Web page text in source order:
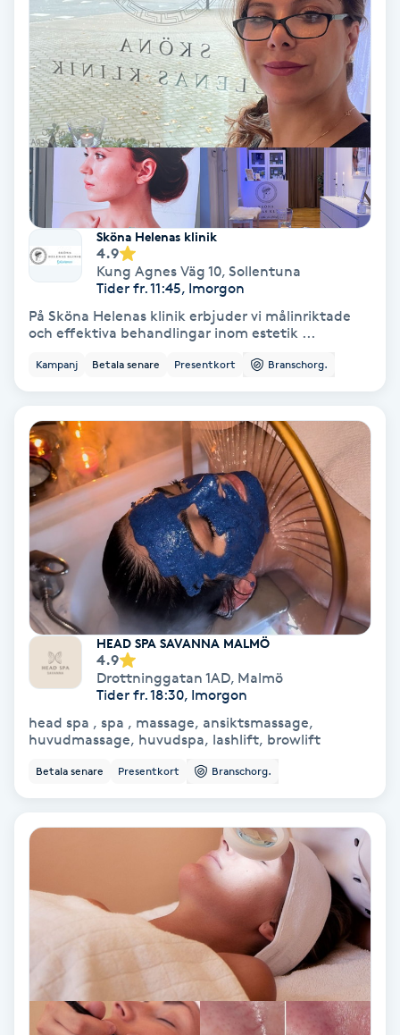
Kiropraktik
Klangmassage
Klippning
Klippning & Slingor
Klippning ungdom
Koppningsmassage
Kosmetisk tatuering
Kostrådgivning
Kroppsinpackning
Kroppspeeling
Käkledsbehandling
Kärlbehandling
Laserbehandling
Lashlift Keratin
LED-ljusterapi
LPG
LPG-behandling
LPG-massage
Luggklippning
Sköna Helenas klinik
4.9
Kung Agnes Väg 10, Sollentuna
Tider fr. 11:45, Imorgon
På Sköna Helenas klinik erbjuder vi målinriktade
och effektiva behandlingar inom estetik ...
Kampanj Betala senare Presentkort Branschorg.
HEAD SPA SAVANNA MALMÖ
4.9
Drottninggatan 1AD, Malmö
Tider fr. 18:30, Imorgon
head spa , spa , massage, ansiktsmassage,
huvudmassage, huvudspa, lashlift, browlift
Betala senare Presentkort Branschorg.